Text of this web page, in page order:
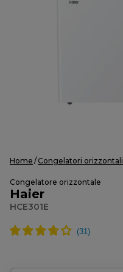
Home Congelatori orizzontali
Congelatore orizzontale
Haier
HCE301E